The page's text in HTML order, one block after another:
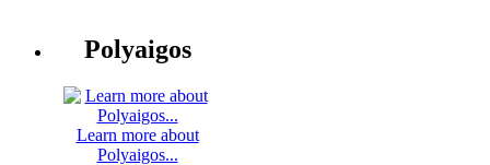
Polyaigos
Learn more about
Polyaigos...